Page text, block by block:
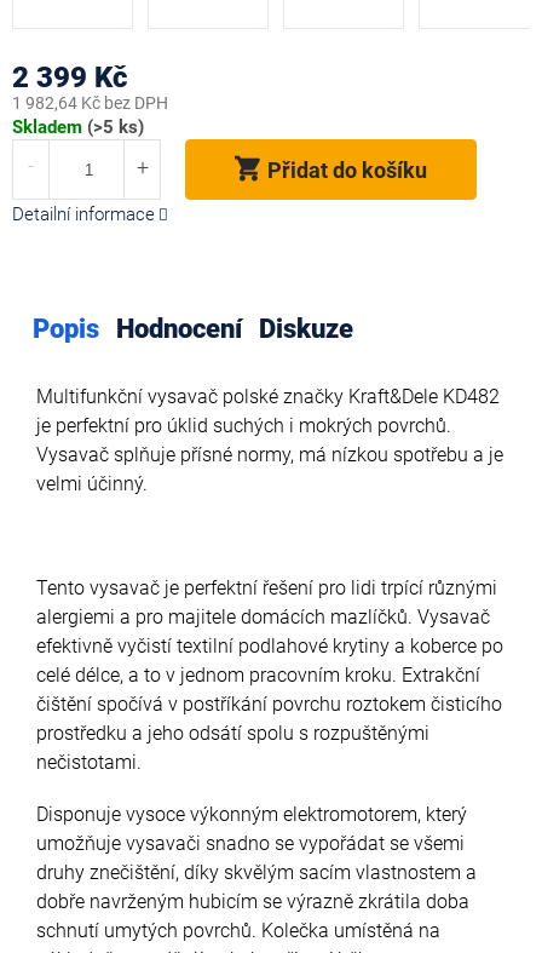
2 399 Kč
1 982,64 Kč bez DPH
Měrná
Skladem (>5 ks)
Přidat do košíku
Detailní informace
Popis Hodnocení Diskuze
Multifunkční vysavač polské značky Kraft&Dele KD482
je perfektní pro úklid suchých i mokrých povrchů.
Vysavač splňuje přísné normy, má nízkou spotřebu a je
velmi účinný.
Tento vysavač je perfektní řešení pro lidi trpící různými
alergiemi a pro majitele domácích mazlíčků. Vysavač
efektivně vyčistí textilní podlahové krytiny a koberce po
celé délce, a to v jednom pracovním kroku. Extrakční
čištění spočívá v postříkání povrchu roztokem čisticího
prostředku a jeho odsátí spolu s rozpuštěnými
nečistotami.
Disponuje vysoce výkonným elektromotorem, který
umožňuje vysavači snadno se vypořádat se všemi
druhy znečištění, díky skvělým sacím vlastnostem a
dobře navrženým hubicím se výrazně zkrátila doba
schnutí umytých povrchů. Kolečka umístěná na